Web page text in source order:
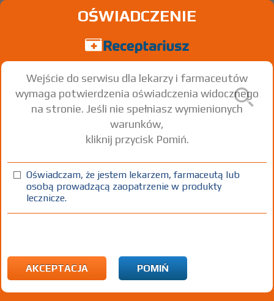
Acarbose
tabl. 100 mg 30 szt. Doustnie
100%
30%(1) 75+(2)
Pacjenci 65+
OŚWIADCZENIE
Wejście do serwisu dla lekarzy i farmaceutów
wymaga potwierdzenia oświadczenia widocznego
na stronie. Jeśli nie spełniasz wymienionych
warunków,
kliknij przycisk Pomiń.
Oświadczam, że jestem lekarzem, farmaceutą lub
osobą prowadzącą zaopatrzenie w produkty
lecznicze.
AKCEPTACJA POMIŃ